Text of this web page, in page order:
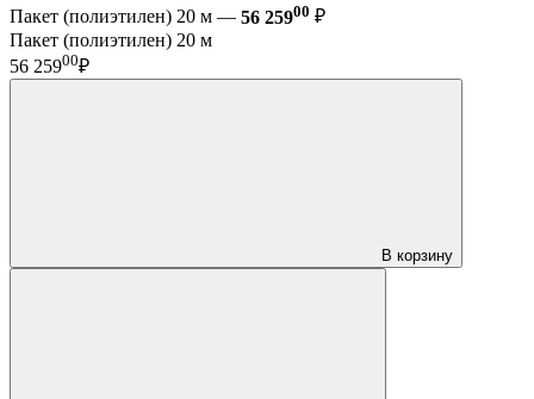
Пакет (полиэтилен) 20 м — 56 25900 ₽
Пакет (полиэтилен) 20 м
56 25900₽
В корзину